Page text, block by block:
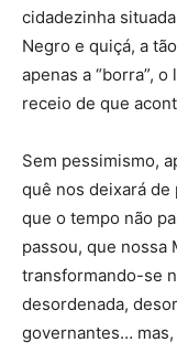
cidadezinha
Negro e quiçá, a
apenas a “borra”,
receio de que
Sem pessimismo,
quê nos deixará
que o tempo não
passou, que nossa
transformando-se
desordenada,
governantes…